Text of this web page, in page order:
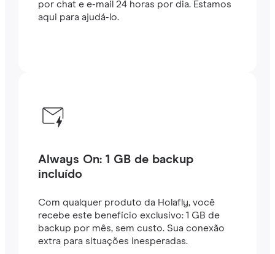
por chat e e-mail 24 horas por dia. Estamos
aqui para ajudá-lo.
Always On: 1 GB de backup
incluído
Com qualquer produto da Holafly, você
recebe este benefício exclusivo: 1 GB de
backup por mês, sem custo. Sua conexão
extra para situações inesperadas.